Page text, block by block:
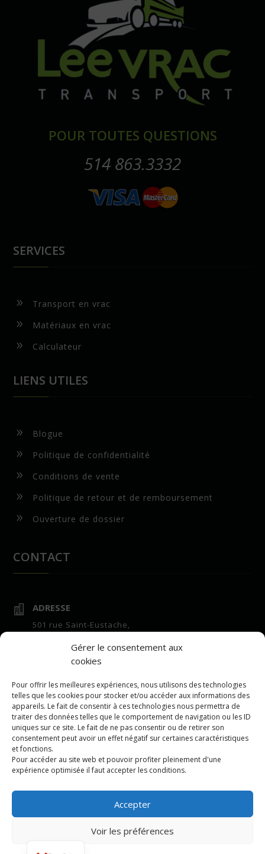
Gérer le consentement aux
cookies
Pour offrir les meilleures expériences, nous utilisons des technologies
telles que les cookies pour stocker et/ou accéder aux informations des
appareils. Le fait de consentir à ces technologies nous permettra de
traiter des données telles que le comportement de navigation ou les ID
uniques sur ce site. Le fait de ne pas consentir ou de retirer son
consentement peut avoir un effet négatif sur certaines caractéristiques
et fonctions.
Pour accéder au site web et pouvoir profiter pleinement d'une
expérience optimisée il faut accepter les conditions.
Accepter
Voir les préférences
POUR TOUTES QUESTIONS
514 863.3332
SERVICES
9 Transport en vrac
9 Matériaux en vrac
9 Calculateur
LIENS UTILES
9 Blogue
9 Politique de confidentialité
9 Conditions de vente
9 Politique de retour et de remboursement
9 Ouverture de dossier
CONTACT
 ADRESSE
501 rue Saint-Eustache,
Saint-Eustache, QC,
 HEURES D'OUVERTURE
Bureau :
7h à 16h lundi au vendredi
Centre de vrac :
7h à 16h lundi au vendredi
 COURRIEL